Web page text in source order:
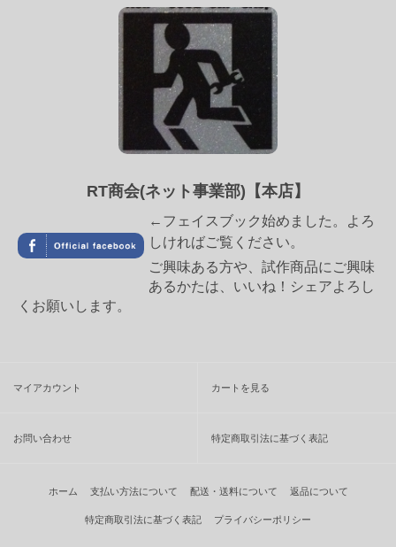
RT商会(ネット事業部)【本店】
←フェイスブック始めました。よろ
しければご覧ください。
ご興味ある方や、試作商品にご興味
あるかたは、いいね！シェアよろし
くお願いします。
マイアカウント カートを見る
お問い合わせ 特定商取引法に基づく表記
ホーム 支払い方法について 配送・送料について 返品について
特定商取引法に基づく表記 プライバシーポリシー